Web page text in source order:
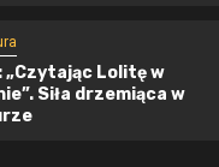
„Czytając Lolitę w
Siła drzemiąca w